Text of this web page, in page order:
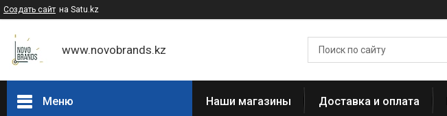
Создать сайт на Satu.kz
www.novobrands.kz
Меню Наши магазины Доставка и оплата